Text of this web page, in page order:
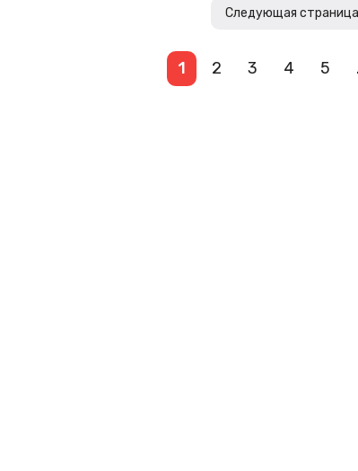
Следующая
1 2 3 4 5